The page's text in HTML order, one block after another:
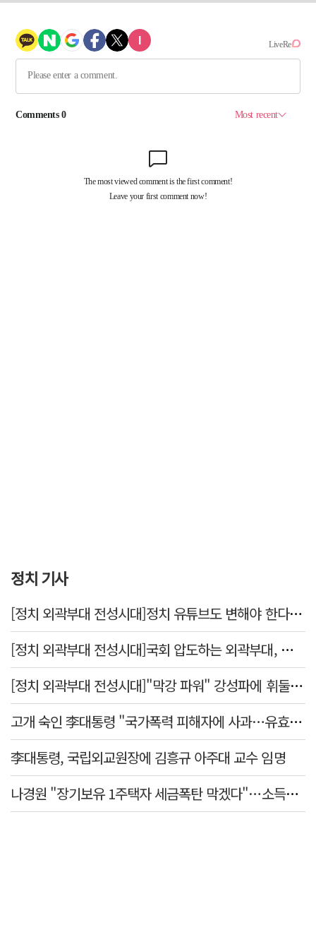
정치 기사
[정치 외곽부대 전성시대]정치 유튜브도 변해야 한다 "화합과 존중"
[정치 외곽부대 전성시대]국회 압도하는 외곽부대, 목소리 왜 커지나?
[정치 외곽부대 전성시대]"막강 파워" 강성파에 휘둘리는 여야 …"이슈 메이킹" 커지는 변방의 북소리
고개 숙인 李대통령 "국가폭력 피해자에 사과…유효기간 없는 책임"
李대통령, 국립외교원장에 김흥규 아주대 교수 임명
나경원 "장기보유 1주택자 세금폭탄 막겠다"…소득세법 개정안 발의